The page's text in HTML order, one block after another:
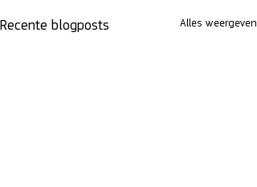
Recente blogposts Alles weergeven